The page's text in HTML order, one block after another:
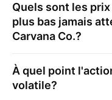
Quels sont les
plus bas jamais
Carvana Co.?
À quel point
volatile?